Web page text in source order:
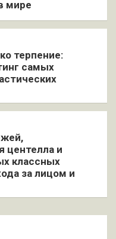
мире
терпение:
самых
центелла и
классных
за лицом и